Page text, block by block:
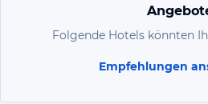
Folgende Hotels könnten
Empfehlungen